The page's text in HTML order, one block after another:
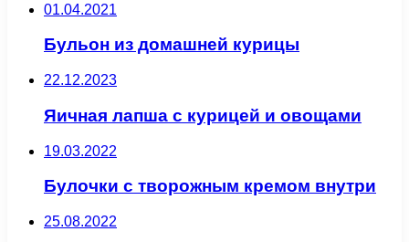
01.04.2021
Бульон из домашней курицы
22.12.2023
Яичная лапша с курицей и овощами
19.03.2022
Булочки с творожным кремом внутри
25.08.2022